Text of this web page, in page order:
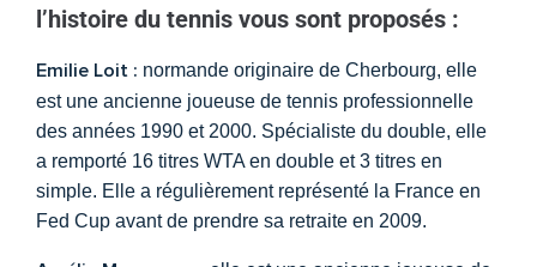
l’histoire du tennis vous sont proposés :
Emilie Loit : normande originaire de Cherbourg, elle
est une ancienne joueuse de tennis professionnelle
des années 1990 et 2000. Spécialiste du double, elle
a remporté 16 titres WTA en double et 3 titres en
simple. Elle a régulièrement représenté la France en
Fed Cup avant de prendre sa retraite en 2009.